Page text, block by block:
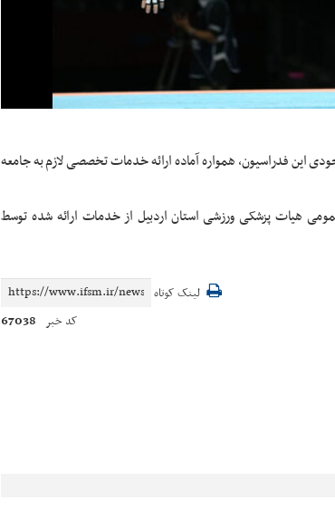
این فدراسیون، همواره آماده ارائه خدمات تخصصی لازم به جامعه
هیات پزشکی ورزشی استان اردبیل از خدمات ارائه شده توسط
لینک کوتاه
کد خبر 67038